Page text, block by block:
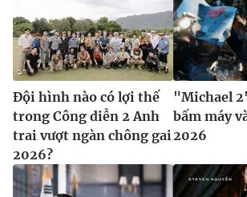
Đội hình nào có lợi thế
trong Công diễn 2 Anh
trai vượt ngàn chông gai
2026?
"Michael
bấm máy
2026